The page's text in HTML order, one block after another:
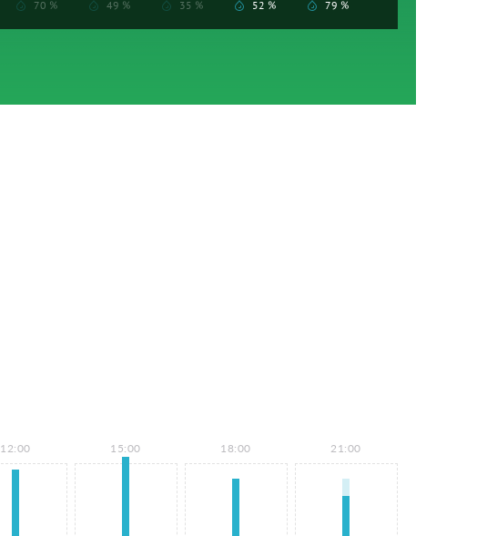
70 %
49 %
35 %
52 %
79 %
12:00 15:00 18:00 21:00